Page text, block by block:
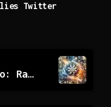
Twitter
Iedvesmojoši reklāmas video: Radošuma un efektivitātes māksla